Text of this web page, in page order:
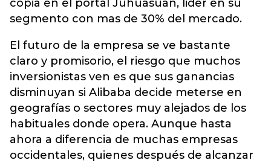
copia en el portal Juhuasuan, lider en su
segmento con mas de 30% del mercado.
El futuro de la empresa se ve bastante
claro y promisorio, el riesgo que muchos
inversionistas ven es que sus ganancias
disminuyan si Alibaba decide meterse en
geografías o sectores muy alejados de los
habituales donde opera. Aunque hasta
ahora a diferencia de muchas empresas
occidentales, quienes después de alcanzar